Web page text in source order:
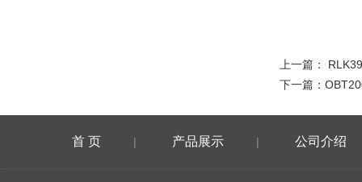
上一篇：
下一篇：
首 页 | 产品展示 | 公司介绍